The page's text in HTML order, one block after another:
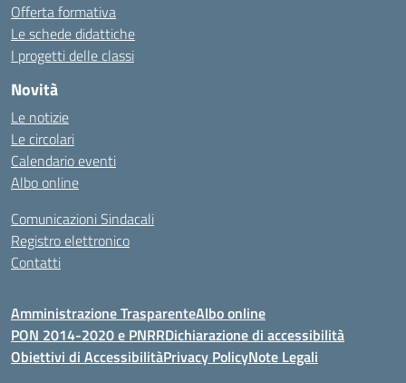
Offerta formativa
Le schede didattiche
I progetti delle classi
Novità
Le notizie
Le circolari
Calendario eventi
Albo online
Comunicazioni Sindacali
Registro elettronico
Contatti
Amministrazione TrasparenteAlbo online
PON 2014-2020 e PNRRDichiarazione di accessibilità
Obiettivi di AccessibilitàPrivacy PolicyNote Legali